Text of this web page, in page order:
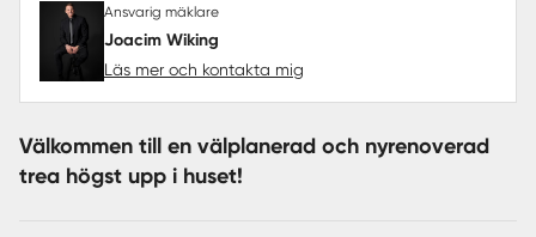
Ansvarig mäklare
Joacim Wiking
Läs mer och kontakta mig
Välkommen till en välplanerad och nyrenoverad
trea högst upp i huset!